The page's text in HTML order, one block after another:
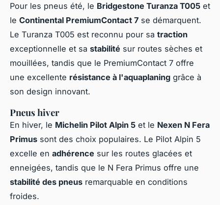
Pour les pneus été, le Bridgestone Turanza T005 et
le Continental PremiumContact 7 se démarquent.
Le Turanza T005 est reconnu pour sa traction
exceptionnelle et sa stabilité sur routes sèches et
mouillées, tandis que le PremiumContact 7 offre
une excellente résistance à l'aquaplaning grâce à
son design innovant.
Pneus hiver
En hiver, le Michelin Pilot Alpin 5 et le Nexen N Fera
Primus sont des choix populaires. Le Pilot Alpin 5
excelle en adhérence sur les routes glacées et
enneigées, tandis que le N Fera Primus offre une
stabilité des pneus remarquable en conditions
froides.